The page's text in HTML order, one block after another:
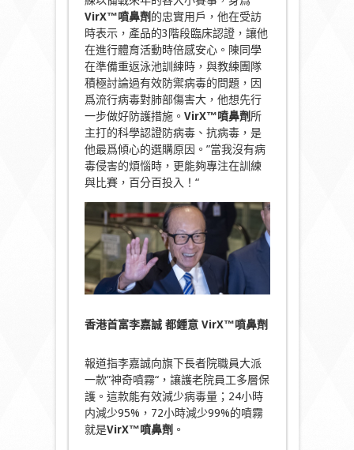
VirX™噴鼻劑的忠實用戶，他在受訪
時表示，產品的3階段臨床認證，讓他
在進行體育活動時倍感安心。陳同學
在準備重返泳池訓練時，與教練團隊
積極討論過有效防禦病毒的問題，因
爲流行病毒對肺部傷害大，他想先行
一步做好防護措施。 VirX™噴鼻劑所
主打的科學認證防病毒、抗病毒，是
他最爲傾心的選購原因。”當我沒有病
毒侵害的煩惱時，更能夠專注在訓練
與比賽，百分百投入！“
香港首富李嘉誠 都鍾意VirX™噴鼻劑
報道指李嘉誠向旗下長者院職員大派
一款”神奇噴霧“，讓護老院員工多層保
護。這款能有效減少病毒量；24小時
内減少95%，72小時減少99%的噴霧
就是VirX™噴鼻劑 。